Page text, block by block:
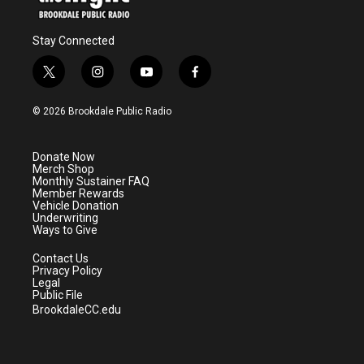
Stay Connected
t
w
i
e
r
i
n
s
a
m
y
o
u
f
a
© 2026 Brookdale Public Radio
Donate Now
Merch Shop
Monthly Sustainer FAQ
Member Rewards
Vehicle Donation
Underwriting
Ways to Give
Contact Us
Privacy Policy
Legal
Public File
BrookdaleCC.edu